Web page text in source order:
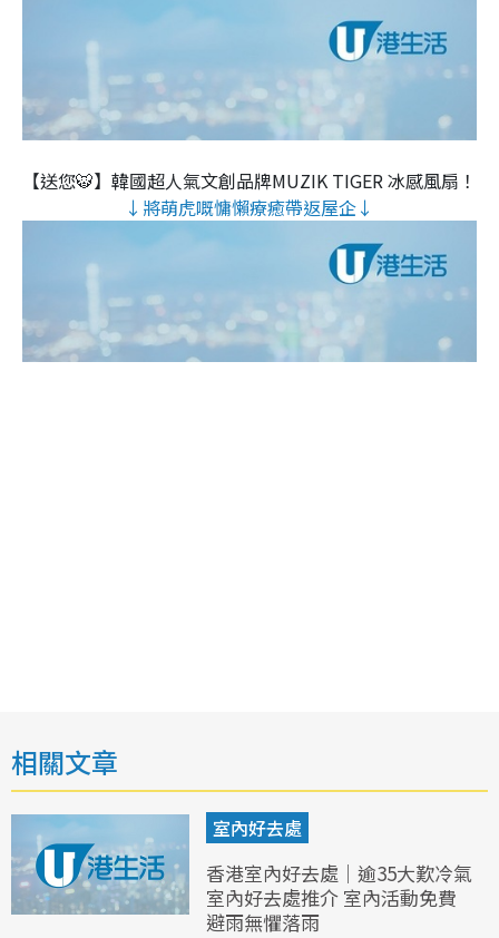
【送您🐯】韓國超人氣文創品牌MUZIK TIGER 冰感風扇！
↓將萌虎嘅慵懶療癒帶返屋企↓
相關文章
室內好去處
香港室內好去處｜逾35大歎冷氣
室內好去處推介 室內活動免費
避雨無懼落雨